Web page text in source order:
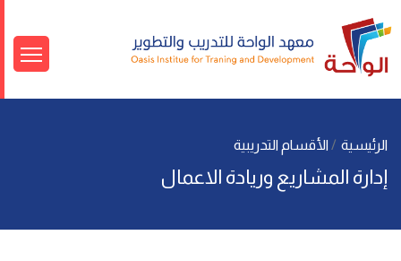
الرئيسية الأقسام التدريبية
إدارة المشاريع وريادة الاعمال